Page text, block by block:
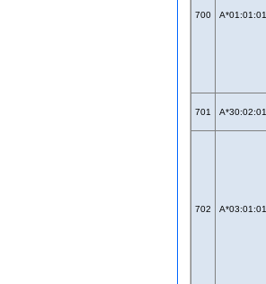
700 A*01:01:01
701 A*30:02:01
702 A*03:01:01